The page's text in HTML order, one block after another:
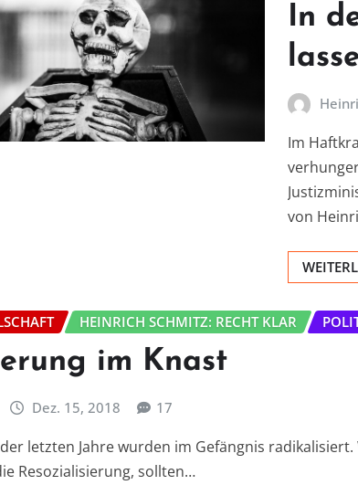
In
Im
von
HEINRICH SCHMITZ: RECHT KLAR
im Knast
Dez. 15, 2018 17
letzten Jahre wurden im Gefängnis
Resozialisierung, sollten…